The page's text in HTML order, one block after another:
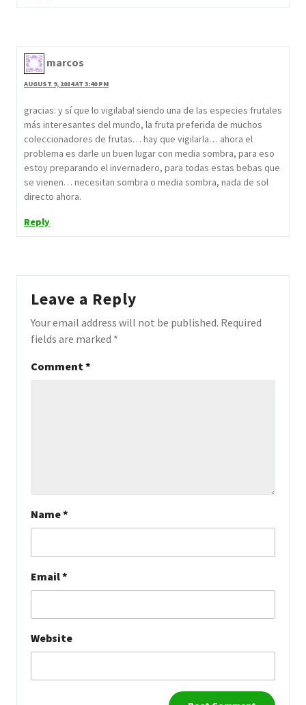
marcos
AUGUST 9, 2014 AT 3:40 PM
gracias: y sí que lo vigilaba! siendo una de las especies frutales
más interesantes del mundo, la fruta preferida de muchos
coleccionadores de frutas… hay que vigilarla… ahora el
problema es darle un buen lugar con media sombra, para eso
estoy preparando el invernadero, para todas estas bebas que
se vienen… necesitan sombra o media sombra, nada de sol
directo ahora.
Reply
Leave a Reply
Your email address will not be published. Required
fields are marked *
Comment *
Name*
Email*
Website